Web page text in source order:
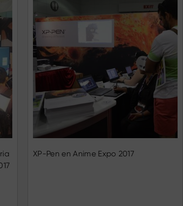
XP-Pen en Anime Expo 2017